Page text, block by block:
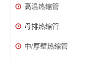
高温热缩管
母排热缩管
中/厚壁热缩管